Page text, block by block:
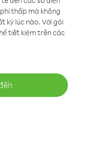
thấp mà không
kỳ lúc nào. Với gói
tiết kiệm trên các